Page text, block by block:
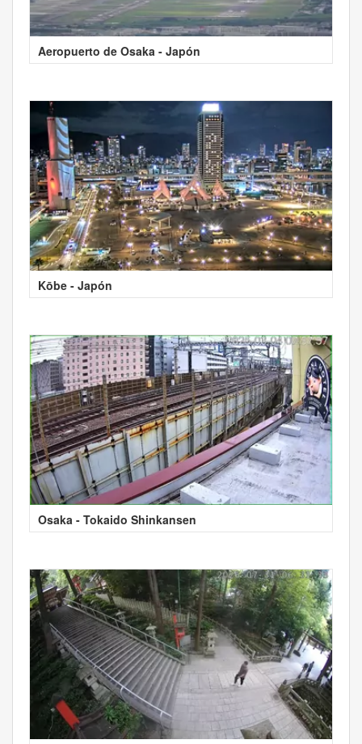
Aeropuerto de Osaka - Japón
Kōbe - Japón
Osaka - Tokaido Shinkansen